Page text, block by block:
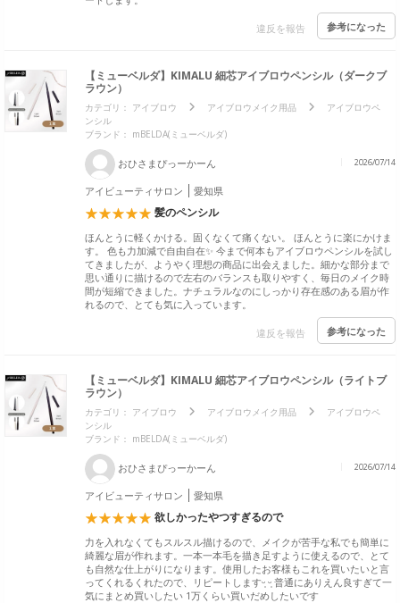
違反を報告 参考になった
【ミューベルダ】KIMALU 細芯アイブロウペンシル（ダークブ
ラウン）
カテゴリ： アイブロウ アイブロウメイク用品
アイブロウペ
ンシル
ブランド： mBELDA(ミューベルダ)
おひさまぴっーかーん 2026/07/14
アイビューティサロン 愛知県
髪のペンシル
ほんとうに軽くかける。固くなくて痛くない。 ほんとうに楽にかけま
す。 色も力加減で自由自在✨ 今まで何本もアイブロウペンシルを試し
てきましたが、ようやく理想の商品に出会えました。細かな部分まで
思い通りに描けるので左右のバランスも取りやすく、毎日のメイク時
間が短縮できました。ナチュラルなのにしっかり存在感のある眉が作
れるので、とても気に入っています。
違反を報告 参考になった
【ミューベルダ】KIMALU 細芯アイブロウペンシル（ライトブ
ラウン）
カテゴリ： アイブロウ アイブロウメイク用品
アイブロウペ
ンシル
ブランド： mBELDA(ミューベルダ)
おひさまぴっーかーん 2026/07/14
アイビューティサロン 愛知県
欲しかったやつすぎるので
力を入れなくてもスルスル描けるので、メイクが苦手な私でも簡単に
綺麗な眉が作れます。一本一本毛を描き足すように使えるので、とて
も自然な仕上がりになります。使用したお客様もこれを買いたいと言
ってくれるくれたので、リピートしますᵕ̩ ᵕ̩ 普通にありえん良すぎて一
気にまとめ買いしたい 1万くらい買いだめしたいです